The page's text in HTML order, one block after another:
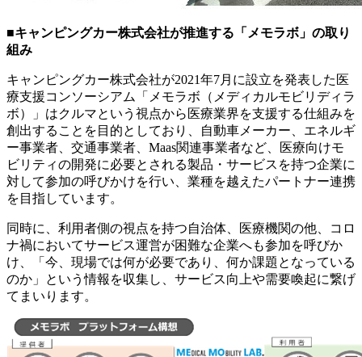
■キャンピングカー株式会社が推進する「メモラボ」の取り
組み
キャンピングカー株式会社が2021年7月に設立を発表した医
療支援コンソーシアム「メモラボ（メディカルモビリディラ
ボ）」はクルマという視点から医療業界を支援する仕組みを
創出することを目的としており、自動車メーカー、エネルギ
ー事業者、交通事業者、Maas関連事業者など、医療向けモ
ビリティの開発に必要とされる製品・サービスを持つ企業に
対して参加の呼びかけを行い、業種を越えたパートナー連携
を目指しています。
同時に、利用者側の視点を持つ自治体、医療機関の他、コロ
ナ禍においてサービス運営が困難な企業へも参加を呼びか
け、「今、現場では何が必要であり、何か課題となっている
のか」という情報を収集し、サービス向上や需要喚起に繋げ
てまいります。